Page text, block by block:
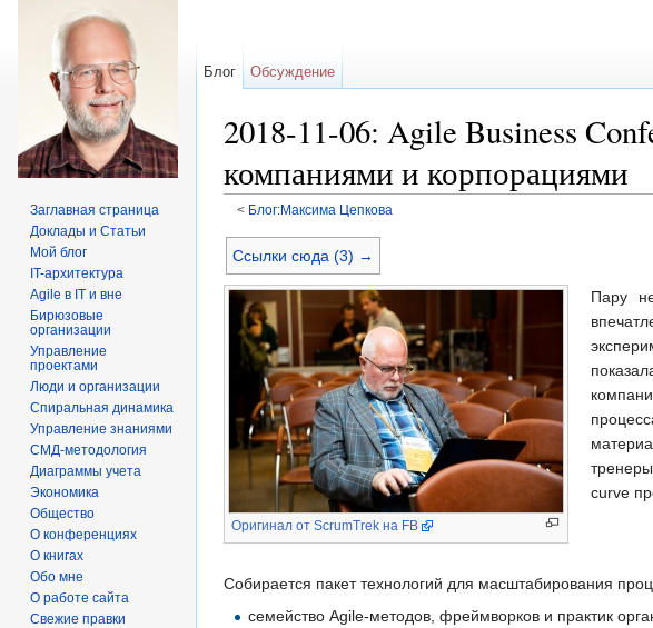
2018-11-06: Agile Business
компаниями и корпорациями
< Блог:Максима Цепкова
Ссылки сюда (3) →
Оригинал от SсrumTrek на FB
Пару
curve
Собирается пакет технологий для масштабирования
семейство Agile-методов, фреймворков и практик
Блог Обсуждение
Заглавная страница
Доклады и Статьи
Мой блог
IT-архитектура
Agile в IT и вне
Бирюзовые
организации
Управление
проектами
Люди и организации
Спиральная динамика
Управление знаниями
СМД-методология
Диаграммы учета
Экономика
Общество
О конференциях
О книгах
Обо мне
О работе сайта
Свежие правки